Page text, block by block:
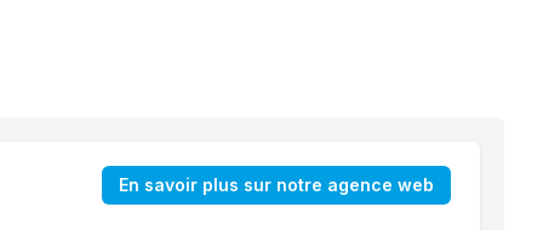
En savoir plus sur notre agence web